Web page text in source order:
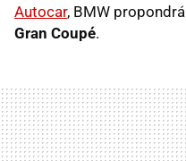
Autocar, BMW propondrá
Gran Coupé.